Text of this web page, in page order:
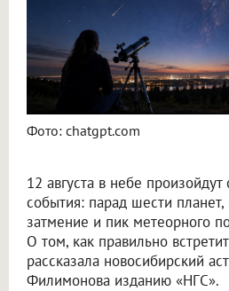
Фото: chatgpt.com
12 августа в небе
события: парад шести
затмение и пик метеорного
О том, как правильно
рассказала новосибирский
Филимонова изданию «НГС».